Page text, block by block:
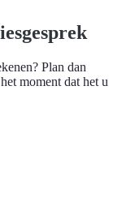
Plan dan
moment dat het u